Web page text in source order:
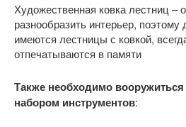
Художественная ковка лестниц –
разнообразить интерьер, поэтому
имеются лестницы с ковкой,
отпечатываются в памяти
Также необходимо
набором инструментов: